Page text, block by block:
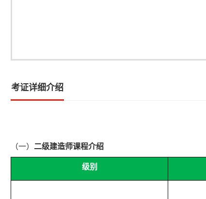
考证详细介绍
（一） 二级建造师课程介绍
级别